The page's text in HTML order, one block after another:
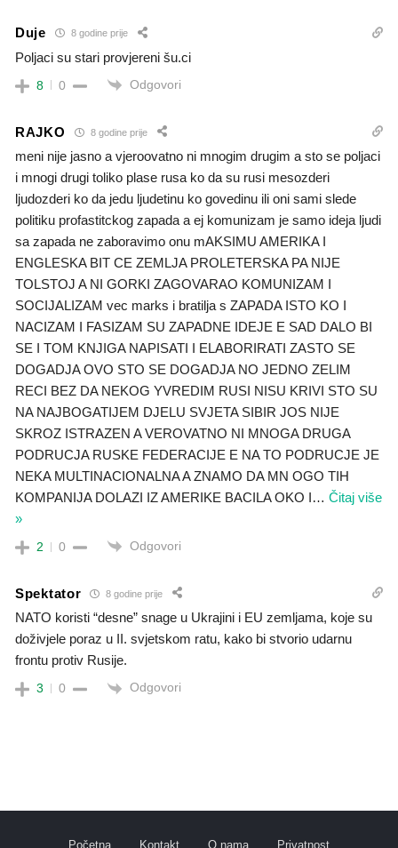
Duje 8 godine prije
Poljaci su stari provjereni šu.ci
8 0 Odgovori
RAJKO 8 godine prije
meni nije jasno a vjeroovatno ni mnogim drugim a sto se poljaci
i mnogi drugi toliko plase rusa ko da su rusi mesozderi
ljudozderi ko da jedu ljudetinu ko govedinu ili oni sami slede
politiku profastitckog zapada a ej komunizam je samo ideja ljudi
sa zapada ne zaboravimo onu mAKSIMU AMERIKA I
ENGLESKA BIT CE ZEMLJA PROLETERSKA PA NIJE
TOLSTOJ A NI GORKI ZAGOVARAO KOMUNIZAM I
SOCIJALIZAM vec marks i bratilja s ZAPADA ISTO KO I
NACIZAM I FASIZAM SU ZAPADNE IDEJE E SAD DALO BI
SE I TOM KNJIGA NAPISATI I ELABORIRATI ZASTO SE
DOGADJA OVO STO SE DOGADJA NO JEDNO ZELIM
RECI BEZ DA NEKOG YVREDIM RUSI NISU KRIVI STO SU
NA NAJBOGATIJEM DJELU SVJETA SIBIR JOS NIJE
SKROZ ISTRAZEN A VEROVATNO NI MNOGA DRUGA
PODRUCJA RUSKE FEDERACIJE E NA TO PODRUCJE JE
NEKA MULTINACIONALNA A ZNAMO DA MN OGO TIH
KOMPANIJA DOLAZI IZ AMERIKE BACILA OKO I… Čitaj više
»
2 0 Odgovori
Spektator 8 godine prije
NATO koristi “desne” snage u Ukrajini i EU zemljama, koje su
doživjele poraz u II. svjetskom ratu, kako bi stvorio udarnu
frontu protiv Rusije.
3 0 Odgovori
Početna Kontakt O nama Privatnost